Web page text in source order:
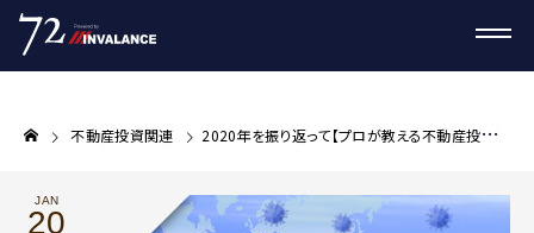
不動産投資関連 2020年を振り返って【プロが教える不動産投資コラム】
JAN
20